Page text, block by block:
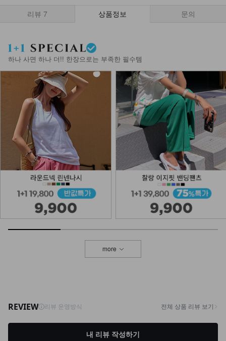
리뷰 7 상품정보 문의
하나 사면 하나 더!! 한장으로는 부족한 필수템
more